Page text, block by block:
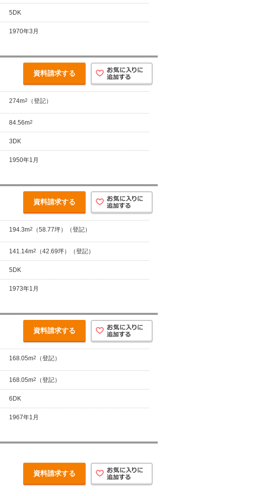
5DK
1970年3月
資料請求する
274m2 （登記）
84.56m2
3DK
1950年1月
資料請求する
194.3m2 （58.77坪）（登記）
141.14m2 （42.69坪）（登記）
5DK
1973年1月
資料請求する
168.05m2 （登記）
168.05m2 （登記）
6DK
1967年1月
資料請求する